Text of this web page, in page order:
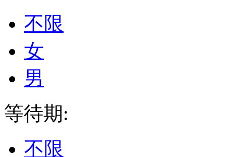
不限
女
男
等待期:
不限